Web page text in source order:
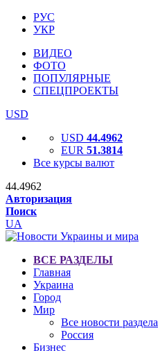
РУС
УКР
ВИДЕО
ФОТО
ПОПУЛЯРНЫЕ
СПЕЦПРОЕКТЫ
USD
USD 44.4962
EUR 51.3814
Все курсы валют
44.4962
Авторизация
Поиск
UA
ВСЕ РАЗДЕЛЫ
Главная
Украина
Город
Мир
Все новости раздела
Россия
Бизнес